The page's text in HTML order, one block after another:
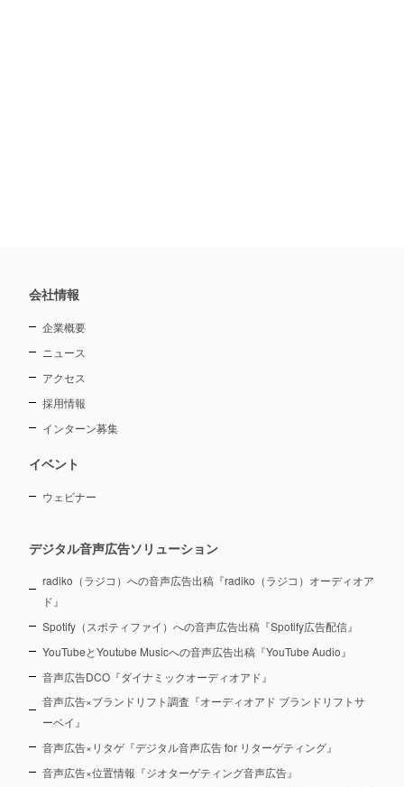
会社情報
企業概要
ニュース
アクセス
採用情報
インターン募集
イベント
ウェビナー
デジタル音声広告ソリューション
radiko（ラジコ）への音声広告出稿『radiko（ラジコ）オーディオア
ド』
Spotify（スポティファイ）への音声広告出稿『Spotify広告配信』
YouTubeとYoutube Musicへの音声広告出稿『YouTube Audio』
音声広告DCO『ダイナミックオーディオアド』
音声広告×ブランドリフト調査『オーディオアド ブランドリフトサ
ーベイ』
音声広告×リタゲ『デジタル音声広告 for リターゲティング』
音声広告×位置情報『ジオターゲティング音声広告』